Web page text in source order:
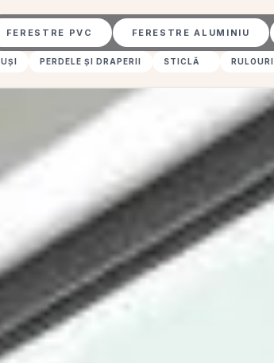
FERESTRE PVC FERESTRE ALUMINIU
UȘI PERDELE ȘI DRAPERII STICLĂ RULOURI